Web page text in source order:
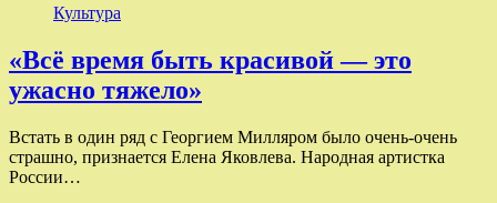
Культура
«Всё время быть красивой — это
ужасно тяжело»
Встать в один ряд с Георгием Милляром было очень-очень
страшно, признается Елена Яковлева. Народная артистка
России…